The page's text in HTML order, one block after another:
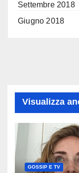
Settembre 2018
Giugno 2018
Visualizza
GOSSIP E TV